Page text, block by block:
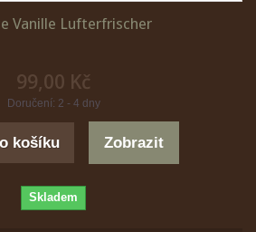
Vanille Lufterfrischer
99,00 Kč
Doručení: 2 - 4 dny
košíku Zobrazit
Skladem